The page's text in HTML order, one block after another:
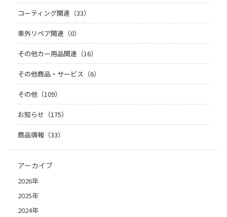
コーティング関連（33）
車外リペア関連（0）
その他カー用品関連（16）
その他商品・サービス（6）
その他（109）
お知らせ（175）
商品情報（33）
アーカイブ
2026年
2025年
2024年